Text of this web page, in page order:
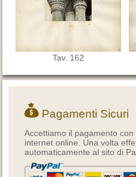
Tav. 162
Pagamenti Sicuri
Accettiamo il pagamento
internet online. Una volta
automaticamente al sito di